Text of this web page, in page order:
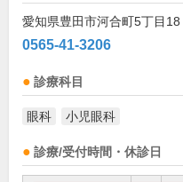
愛知県豊田市河合町5丁目18
0565-41-3206
診療科目
眼科 小児眼科
診療/受付時間・休診日